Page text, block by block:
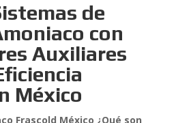
de
con
Auxiliares
México
Frascold México ¿Qué son